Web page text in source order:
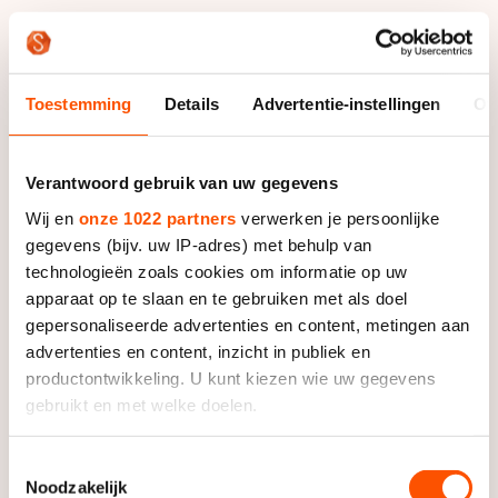
Toestemming Details Advertentie-instellingen
Verantwoord gebruik van uw gegevens
Wij en onze 1022 partners verwerken je persoonlijke
gegevens (bijv. uw IP-adres) met behulp van
technologieën zoals cookies om informatie op uw
apparaat op te slaan en te gebruiken met als doel
gepersonaliseerde advertenties en content, metingen aan
advertenties en content, inzicht in publiek en
productontwikkeling. U kunt kiezen wie uw gegevens
gebruikt en met welke doelen.
Informatie verzamelen over uw geografische locatie,
Noodzakelijk
De Belg zette in de serie met zijn 14,199 de achtste
negen anderen voor de eindstrijd die zaterdag op het
programma staat.
Daarin zullen behalve Swings liefst zes Colombianen
van start gaan. Twee van hen - Andres Mauricio
Jiminez en Andrés Felipe Munoz Franco - toonden
zich in de kwalificatieronde gezamenlijk de snelste
(13,932).
Edwin Estrada, Andres Agudelo, Manuel Fernando
Saavedra Orozco en Camilo Acosta vergezellen hun
landgenoten in de finale, evenals de Chilenen Emanuell
en Lukas Silva Santibanez en Simon Albrecht uit